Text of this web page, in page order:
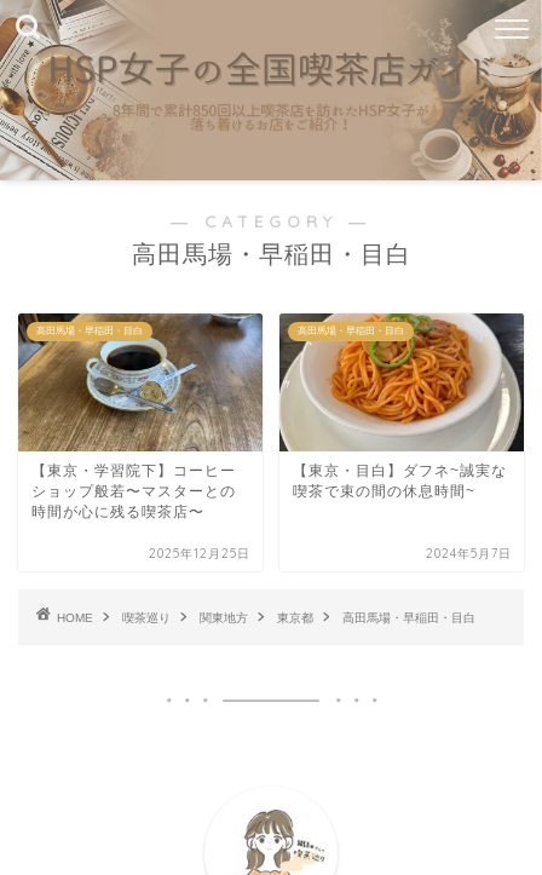
― CATEGORY ―
高田馬場・早稲田・目白
高田馬場・早稲田・目白
【東京・学習院下】コーヒー
ショップ般若〜マスターとの
時間が心に残る喫茶店〜
2025年12月25日
高田馬場・早稲田・目白
【東京・目白】ダフネ~誠実な
喫茶で束の間の休息時間~
2024年5月7日
HOME 喫茶巡り 関東地方 東京都 高田馬場・早稲田・目白